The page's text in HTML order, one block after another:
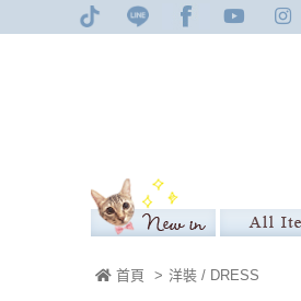
首頁 > 洋裝 / DRESS